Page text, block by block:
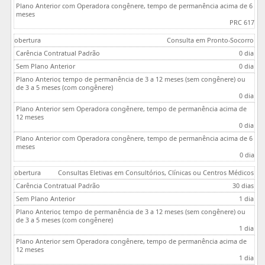
PRC 617
Consulta em Pronto-Socorro
0 dia
0 dia
0 dia
0 dia
0 dia
Consultas Eletivas em Consultórios, Clínicas ou Centros Médicos
30 dias
1 dia
1 dia
1 dia